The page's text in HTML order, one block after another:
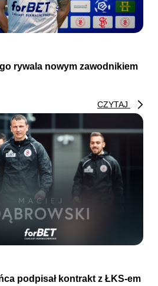
rywala nowym zawodnikiem
CZYTAJ
podpisał kontrakt z ŁKS-em